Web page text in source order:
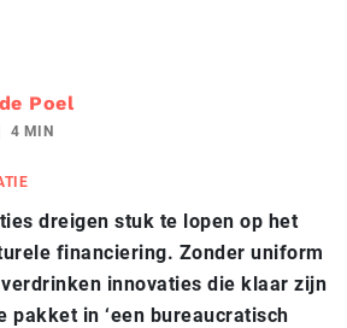
Poel
4 MIN
dreigen stuk te lopen op het
financiering. Zonder uniform
innovaties die klaar zijn
pakket in ‘een bureaucratisch